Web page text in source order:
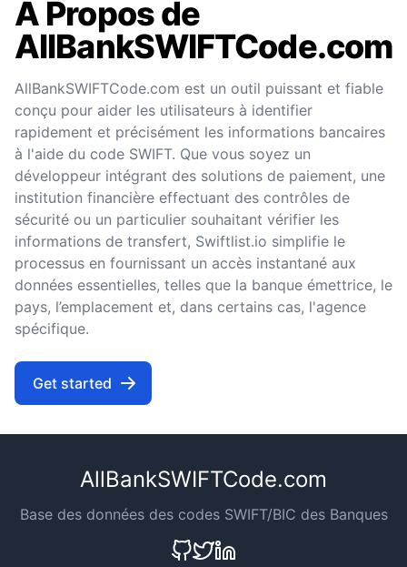
A Propos de
AllBankSWIFTCode.com
AllBankSWIFTCode.com est un outil puissant et fiable
conçu pour aider les utilisateurs à identifier
rapidement et précisément les informations bancaires
à l'aide du code SWIFT. Que vous soyez un
développeur intégrant des solutions de paiement, une
institution financière effectuant des contrôles de
sécurité ou un particulier souhaitant vérifier les
informations de transfert, Swiftlist.io simplifie le
processus en fournissant un accès instantané aux
données essentielles, telles que la banque émettrice, le
pays, l’emplacement et, dans certains cas, l'agence
spécifique.
Get started
AllBankSWIFTCode.com
Base des données des codes SWIFT/BIC des Banques